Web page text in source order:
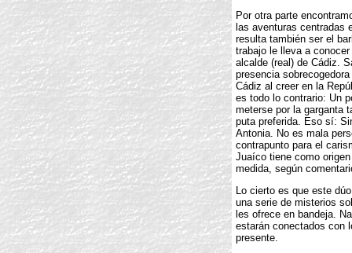
Por otra parte
las aventuras centradas
resulta también ser el
trabajo le lleva a
alcalde (real) de Cádiz.
presencia
Cádiz al creer en la
es todo lo contrario: Un
meterse por la garganta
puta preferida. Eso sí:
Antonia. No es mala
contrapunto para el
Juaíco tiene como
medida, según
Lo cierto es que este
una serie de misterios
les ofrece en bandeja.
estarán conectados con
presente.